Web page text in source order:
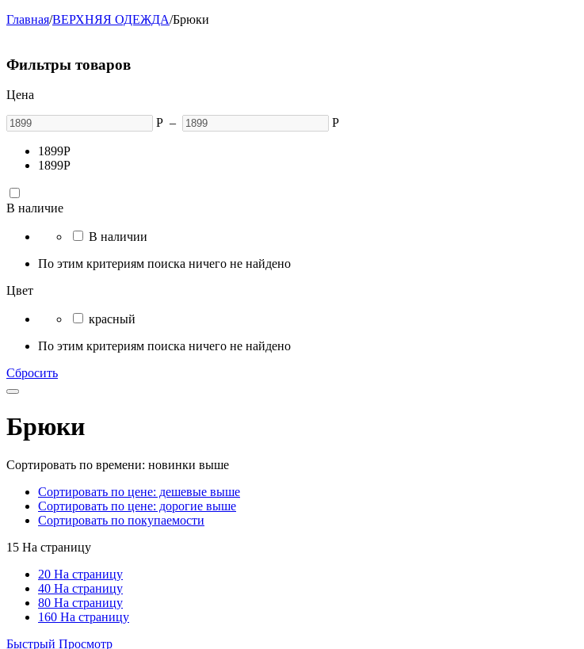
Главная/ВЕРХНЯЯ ОДЕЖДА/Брюки
Фильтры товаров
Цена
Р – Р
1899Р
1899Р
В наличие
В наличии
По этим критериям поиска ничего не найдено
Цвет
красный
По этим критериям поиска ничего не найдено
Сбросить
Брюки
Сортировать по времени: новинки выше
Сортировать по цене: дешевые выше
Сортировать по цене: дорогие выше
Сортировать по покупаемости
15 На страницу
20 На страницу
40 На страницу
80 На страницу
160 На страницу
Быстрый Просмотр